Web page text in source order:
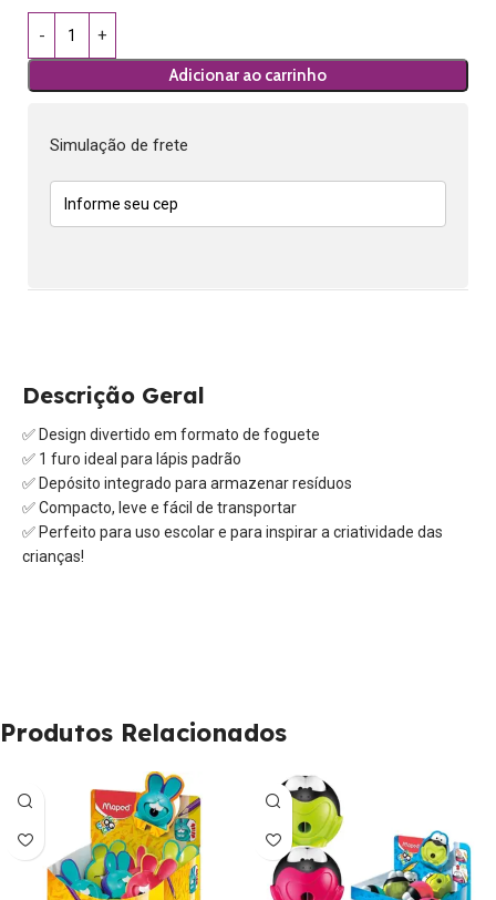
Adicionar ao carrinho
Simulação de frete
Descrição Geral
✅ Design divertido em formato de foguete
✅ 1 furo ideal para lápis padrão
✅ Depósito integrado para armazenar resíduos
✅ Compacto, leve e fácil de transportar
✅ Perfeito para uso escolar e para inspirar a criatividade das
crianças!
Produtos Relacionados